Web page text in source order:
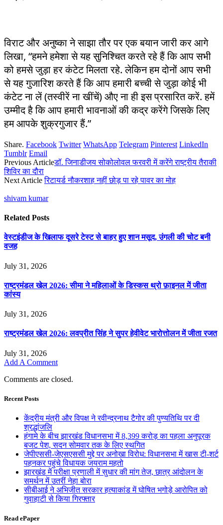
विराट और अनुष्का ने साझा तौर पर एक बयान जारी कर आगे
लिखा, “हमने हमेशा से यह सुनिश्चित करते रहे हैं कि आप सभी
को हमसे जुड़ा हर कंटेट मिलता रहे. लेकिन हम दोनों आप सभी
से यह गुजारिश करते हैं कि आप हमारी बच्ची से जुड़ा कोई भी
कंटेट ना लें (तस्वीरें ना खींचें) औए ना ही इस प्रसारित करें. हमें
उम्मीद है कि आप हमारी भावनाओं की कद्र करेंगे जिसके लिए
हम आपके शुक्रगुजार हैं.”
Share. Facebook Twitter WhatsApp Telegram Pinterest LinkedIn
Tumblr Email
Previous Articleडॉ. जिनाडीजय सोकोलोवल फरवरी में करेंगे राष्ट्रीय तैराकी
शिविर का दौरा
Next Articleरिटायर्ड नौकरशाह नहीं छोड़ पा रहे पावर का मोह
shivam kumar
Related Posts
वेस्टइंडीज के खिलाफ दूसरे टेस्ट से बाहर हुए शान मसूद, उंगली की चोट बनी
वजह
July 31, 2026
राष्ट्रमंडल खेल 2026: सीमा ने महिलाओं के डिस्कस थ्रो फ़ाइनल में जीता
कांस्य
July 31, 2026
राष्ट्रमंडल खेल 2026: लवप्रीत सिंह ने सुपर हेवीवेट भारोत्तोलन में जीता रजत
July 31, 2026
Add A Comment
Comments are closed.
Recent Posts
केंद्रीय मंत्री और विपक्ष ने रवीन्द्रनाथ टैगोर की पुण्यतिथि पर दी
श्रद्धांजलि
हंगामे के बीच झारखंड विधानसभा में 8,399 करोड़ का पहला अनुपूरक
बजट पेश, सदन सोमवार तक के लिए स्थगित
जेपीएससी-जेएसएससी मुद्दे पर अनोखा विरोध: विधानसभा में खास टी-शर्ट
पहनकर पहुंचे विधायक जयराम महतो
झारखंड में परीक्षा प्रणाली में सुधार की मांग तेज, छात्र आंदोलन के
समर्थन में उतरीं नेहा बोरा
सीबीआई ने अभिजीत सरकार हत्याकांड में घोषित भगोड़े आरोपित को
गुवाहाटी से किया गिरफ्तार
Read ePaper